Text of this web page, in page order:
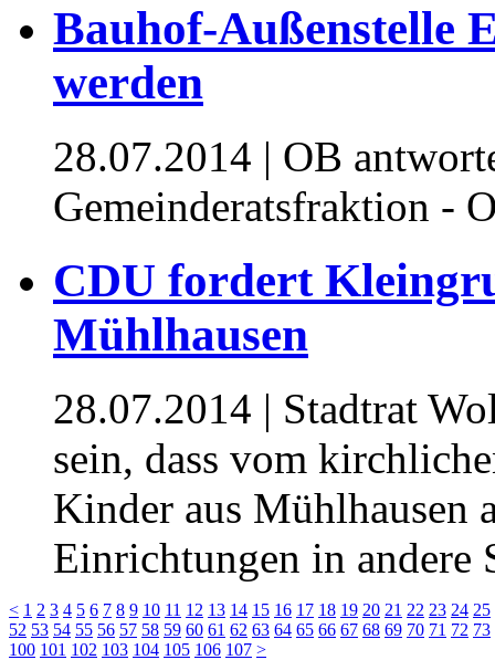
Bauhof-Außenstelle
werden
28.07.2014 | OB
Gemeinderatsfraktion -
CDU fordert
Mühlhausen
28.07.2014 | Stadtrat
sein, dass vom
Kinder aus Mühlhausen
Einrichtungen in andere
< 1 2 3 4 5 6 7 8 9 10 11 12 13 14 15 16 17 18 19 20 21 22 23 24 25
52 53 54 55 56 57 58 59 60 61 62 63 64 65 66 67 68 69 70 71 72 73
100 101 102 103 104 105 106 107 >